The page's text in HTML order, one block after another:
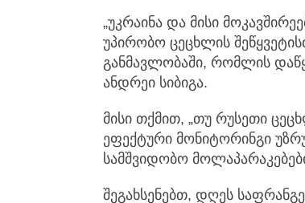
„უკრაინა და მისი
უპირობო ცეცხლის
განმავლობაში, რომლის
ანდრეი სიბიგა.
მისი თქმით, „თუ რუსეთი
ეფექტური მონიტორინგი
სამშვიდობო
შეგახსენებთ, დღეს